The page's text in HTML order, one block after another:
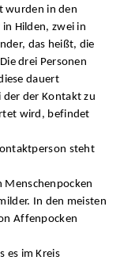
wurden in den
in Hilden, zwei in
das heißt, die
drei Personen
dauert
der der Kontakt zu
wird, befindet
steht
Menschenpocken
In den meisten
Affenpocken
es im Kreis